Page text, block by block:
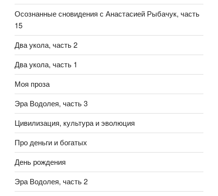
Осознанные сновидения с Анастасией Рыбачук, часть
15
Два укола, часть 2
Два укола, часть 1
Моя проза
Эра Водолея, часть 3
Цивилизация, культура и эволюция
Про деньги и богатых
День рождения
Эра Водолея, часть 2